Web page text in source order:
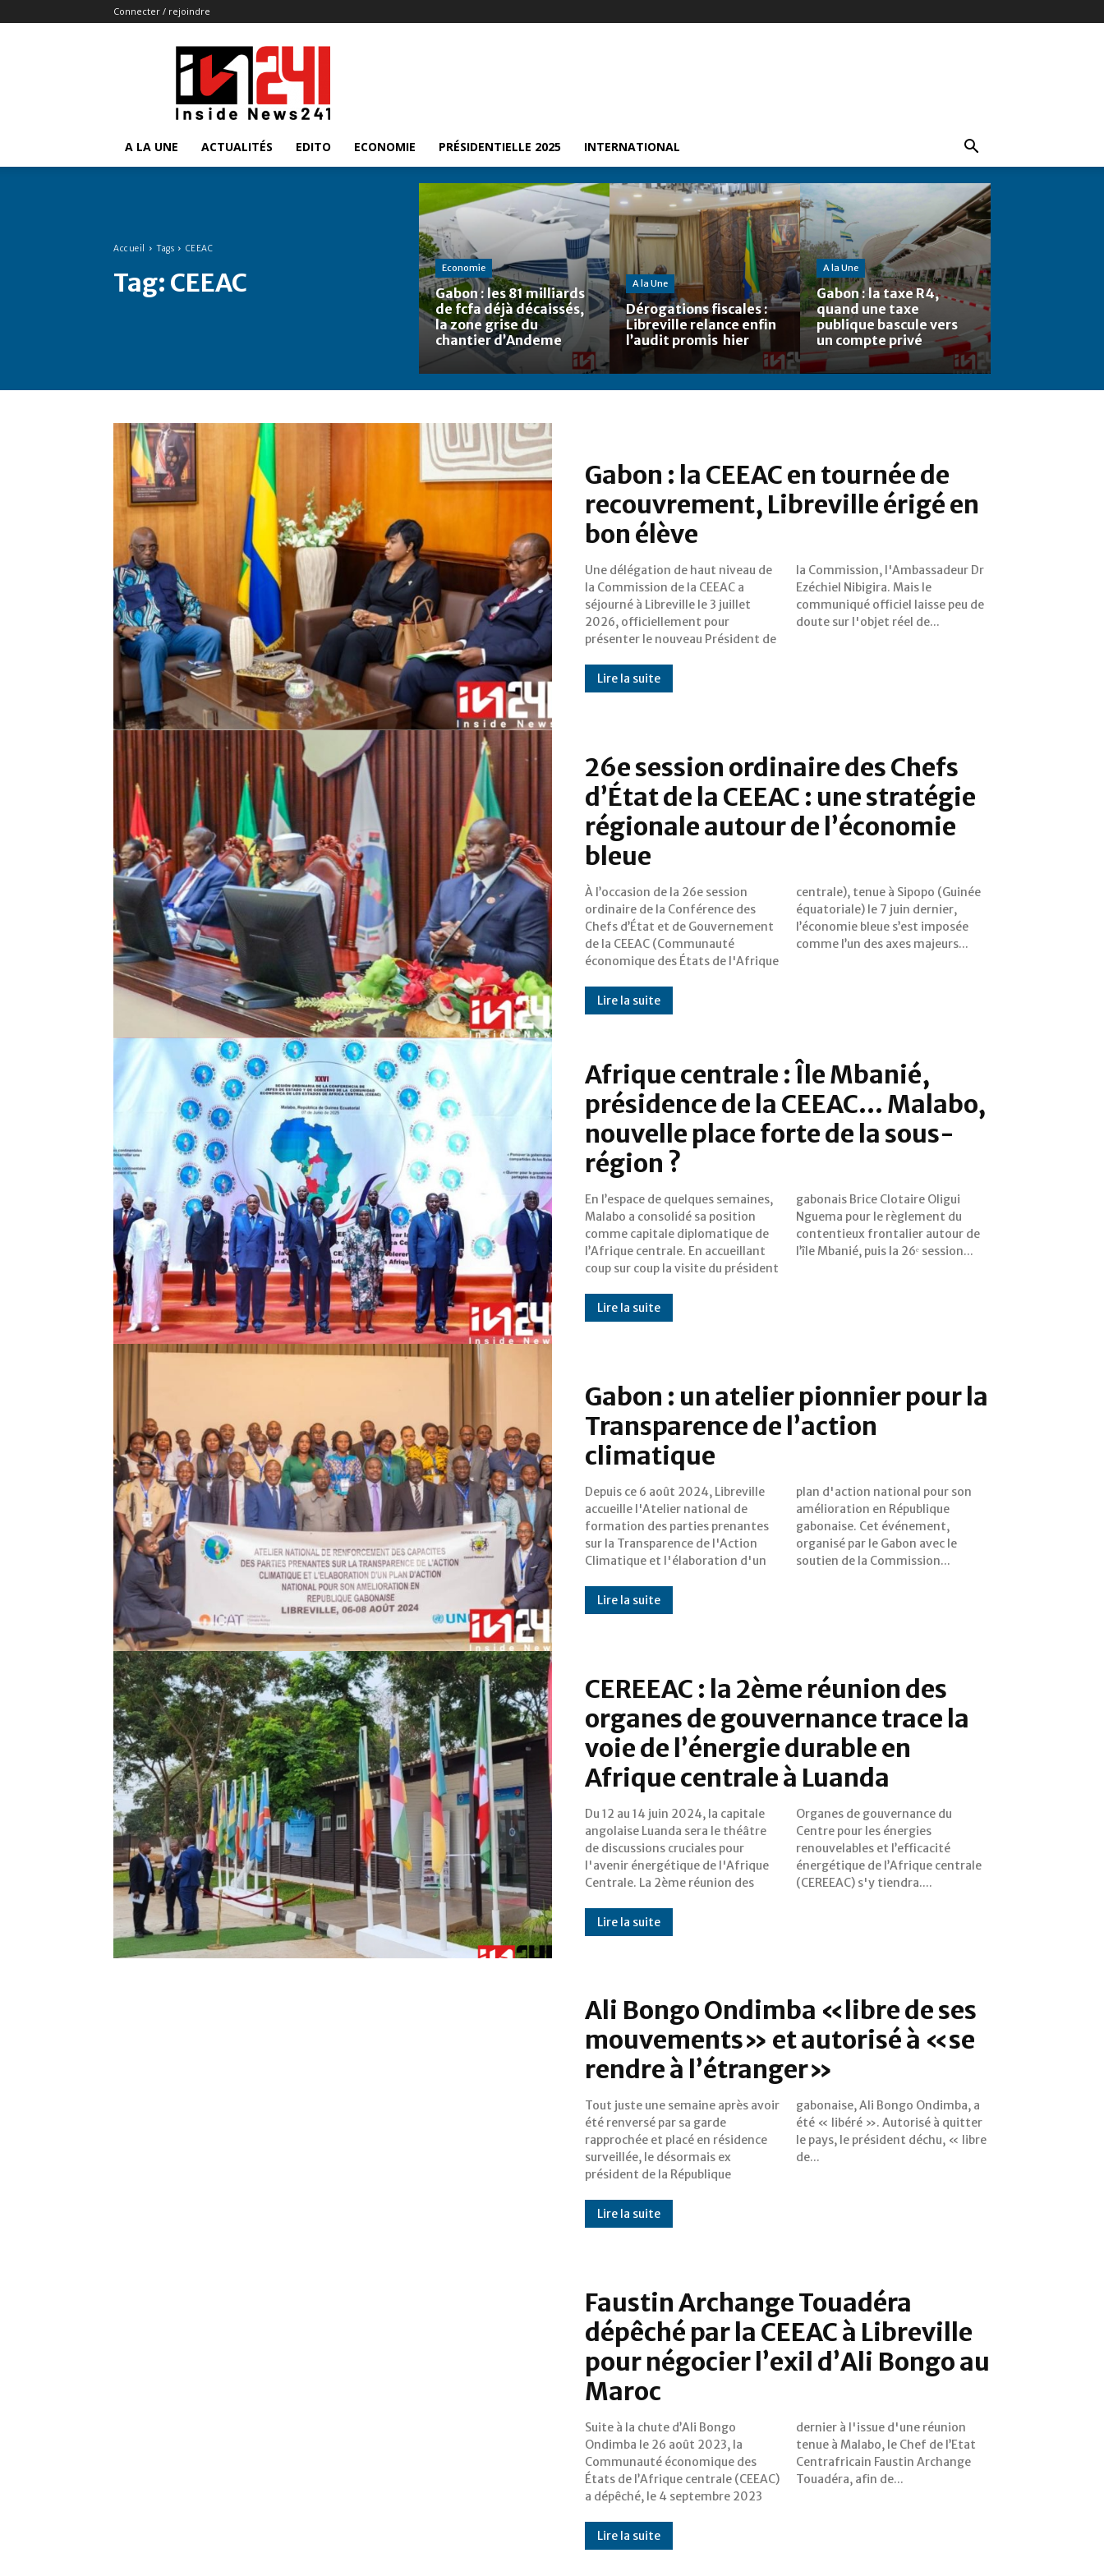
Connecter / rejoindre
Insidenews241
A LA UNE ACTUALITÉS EDITO ECONOMIE PRÉSIDENTIELLE 2025 INTERNATIONAL
Accueil Tags CEEAC
Tag: CEEAC Economie
Gabon : les 81 milliards
de fcfa déjà décaissés,
la zone grise du
chantier d’Andeme
A la Une
Dérogations fiscales :
Libreville relance enfin
l’audit promis hier
A la Une
Gabon : la taxe R4,
quand une taxe
publique bascule vers
un compte privé
Gabon : la CEEAC en tournée de
recouvrement, Libreville érigé en
bon élève
Une délégation de haut niveau de
la Commission de la CEEAC a
séjourné à Libreville le 3 juillet
2026, officiellement pour
présenter le nouveau Président de
la Commission, l'Ambassadeur Dr
Ezéchiel Nibigira. Mais le
communiqué officiel laisse peu de
doute sur l'objet réel de...
Lire la suite
26e session ordinaire des Chefs
d’État de la CEEAC : une stratégie
régionale autour de l’économie
bleue
À l’occasion de la 26e session
ordinaire de la Conférence des
Chefs d’État et de Gouvernement
de la CEEAC (Communauté
économique des États de l'Afrique
centrale), tenue à Sipopo (Guinée
équatoriale) le 7 juin dernier,
l’économie bleue s’est imposée
comme l’un des axes majeurs...
Lire la suite
Afrique centrale : Île Mbanié,
présidence de la CEEAC… Malabo,
nouvelle place forte de la sous-
région ?
En l’espace de quelques semaines,
Malabo a consolidé sa position
comme capitale diplomatique de
l’Afrique centrale. En accueillant
coup sur coup la visite du président
gabonais Brice Clotaire Oligui
Nguema pour le règlement du
contentieux frontalier autour de
l’île Mbanié, puis la 26ᵉ session...
Lire la suite
Gabon : un atelier pionnier pour la
Transparence de l’action
climatique
Depuis ce 6 août 2024, Libreville
accueille l'Atelier national de
formation des parties prenantes
sur la Transparence de l'Action
Climatique et l'élaboration d'un
plan d'action national pour son
amélioration en République
gabonaise. Cet événement,
organisé par le Gabon avec le
soutien de la Commission...
Lire la suite
CEREEAC : la 2ème réunion des
organes de gouvernance trace la
voie de l’énergie durable en
Afrique centrale à Luanda
Du 12 au 14 juin 2024, la capitale
angolaise Luanda sera le théâtre
de discussions cruciales pour
l'avenir énergétique de l'Afrique
Centrale. La 2ème réunion des
Organes de gouvernance du
Centre pour les énergies
renouvelables et l’efficacité
énergétique de l’Afrique centrale
(CEREEAC) s'y tiendra....
Lire la suite
Ali Bongo Ondimba «libre de ses
mouvements» et autorisé à «se
rendre à l’étranger»
Tout juste une semaine après avoir
été renversé par sa garde
rapprochée et placé en résidence
surveillée, le désormais ex
président de la République
gabonaise, Ali Bongo Ondimba, a
été « libéré ». Autorisé à quitter
le pays, le président déchu, « libre
de...
Lire la suite
Faustin Archange Touadéra
dépêché par la CEEAC à Libreville
pour négocier l’exil d’Ali Bongo au
Maroc
Suite à la chute d’Ali Bongo
Ondimba le 26 août 2023, la
Communauté économique des
États de l’Afrique centrale (CEEAC)
a dépêché, le 4 septembre 2023
dernier à l'issue d'une réunion
tenue à Malabo, le Chef de l’Etat
Centrafricain Faustin Archange
Touadéra, afin de...
Lire la suite